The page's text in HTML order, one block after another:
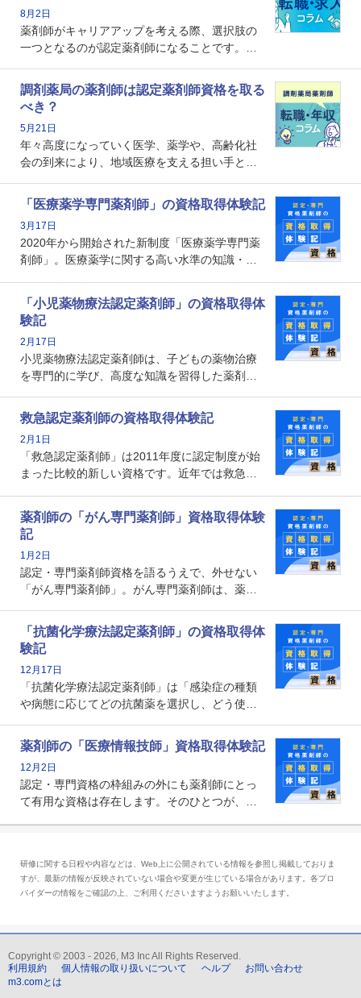
8月2日
薬剤師がキャリアアップを考える際、選択肢の
一つとなるのが認定薬剤師になることです。し
という声を聞いたことがあるかもしれません。
本記事では、認定薬剤師が「意味ない」といわ
れる理由や、取得するメリット、年収・キャリ
アへの影響を解説します。
調剤薬局の薬剤師は認定薬剤師資格を取る
べき？
5月21日
年々高度になっていく医学、薬学や、高齢化社
会の到来により、地域医療を支える担い手とし
で、重要度が増しているのが認定薬剤師という
資格です。認定薬剤師とはいったいどんな資格
なのでしょうか。それを取得するとどのような
メリットがあるのでしょうか。
「医療薬学専門薬剤師」の資格取得体験記
3月17日
2020年から開始された新制度「医療薬学専門薬
剤師」。医療薬学に関する高い水準の知識・技
となります。取得要件は多岐に渡り、審査も複
数回ありますが、患者さんに対して一定の能力
の証明になる資格と言えます。
「小児薬物療法認定薬剤師」の資格取得体
験記
2月17日
小児薬物療法認定薬剤師は、子どもの薬物治療
を専門的に学び、高度な知識を習得した薬剤師
や、特有の疾患、心理状況を理解し、専門性を
深めることで、子どもとその保護者に寄り添え
る存在です。今回はそんな小児薬物療法認定薬
剤師の取得体験記をご紹介します。
救急認定薬剤師の資格取得体験記
2月1日
「救急認定薬剤師」は2011年度に認定制度が始
まった比較的新しい資格です。近年では救急病
増えているのではないでしょうか。今回はそん
な救急認定薬剤師の取得体験記をご紹介しま
す。
薬剤師の「がん専門薬剤師」資格取得体験
記
1月2日
認定・専門薬剤師資格を語るうえで、外せない
「がん専門薬剤師」。がん専門薬剤師は、薬剤
関する資格として、2009年に発足しました。薬
剤師の専門性を活かして高度化するがん医療に
貢献する姿は、今も病院薬剤師にとって一目置
かれる存在です。
「抗菌化学療法認定薬剤師」の資格取得体
験記
12月17日
「抗菌化学療法認定薬剤師」は「感染症の種類
や病態に応じてどの抗菌薬を選択し、どう使っ
る薬剤師です。現在、感染防止対策加算の施設
基準に専任の薬剤師配置が挙げられており、今
後は感染症領域で薬剤師に、より多くの役割が
求められる可能性もあります。
薬剤師の「医療情報技師」資格取得体験記
12月2日
認定・専門資格の枠組みの外にも薬剤師にとっ
て有用な資格は存在します。そのひとつが、
とは、病院薬剤師を中心に大きな武器になりま
す。
研修に関する日程や内容などは、Web上に公開されている情報を参照し掲載しておりま
すが、最新の情報が反映されていない場合や変更が生じている場合があります。各プロ
バイダーの情報をご確認の上、ご利用くださいますようお願いいたします。
Copyright © 2003 - 2026, M3 Inc All Rights Reserved.
利用規約
個人情報の取り扱いについて ヘルプ
お問い合わせ
m3.comとは